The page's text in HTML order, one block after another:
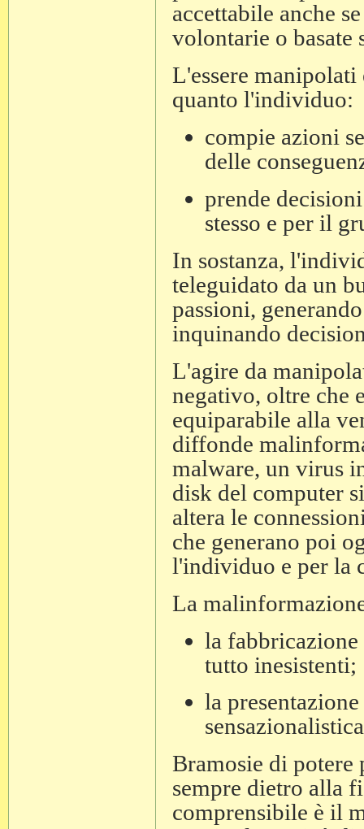
accettabile anche
volontarie o basate
L'essere
quanto l'individuo:
compie azioni
delle
prende
stesso e per il
In sostanza,
teleguidato da un
passioni,
inquinando
L'agire da
negativo, oltre che
equiparabile alla
diffonde
malware, un virus
disk del computer
altera le
che generano poi
l'individuo e per la
La
la
tutto inesistenti;
la
Bramosie di potere
sempre dietro alla
comprensibile è il